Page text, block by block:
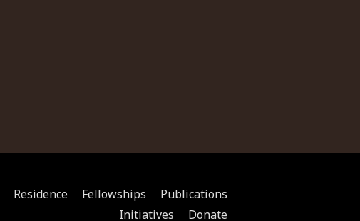
Residence Fellowships
Publications
Initiatives
Donate